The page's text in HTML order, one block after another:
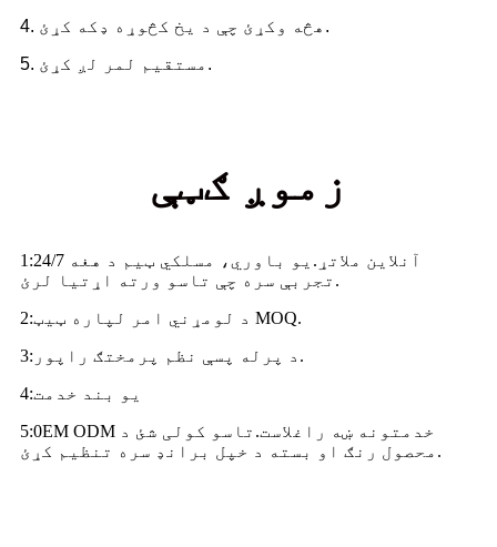
4. هڅه وکړئ چې د یخ کڅوړه ډکه کړئ.
5. مستقیم لمر لږ کړئ.
زموږ ګټې
1 :24/7 آنلاین ملاتړ.یو باوري، مسلکي ټیم د هغه
تجربې سره چې تاسو ورته اړتیا لرئ.
2:
د لومړني امر لپاره ټیټ MOQ.
3:
د پرله پسې نظم پرمختګ راپور.
4:یو بند خدمت
5:0EM ODM خدمتونه ښه راغلاست.تاسو کولی شئ د
محصول رنګ او بسته د خپل برانډ سره تنظیم کړئ.